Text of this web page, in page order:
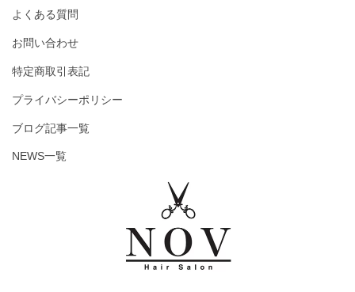
よくある質問
お問い合わせ
特定商取引表記
プライバシーポリシー
ブログ記事一覧
NEWS一覧